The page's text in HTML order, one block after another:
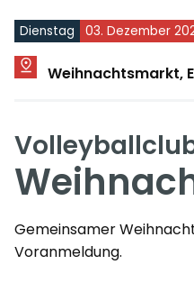
Dienstag 03. Dezember
Weihnachtsmarkt,
Gemeinsamer
Voranmeldung.